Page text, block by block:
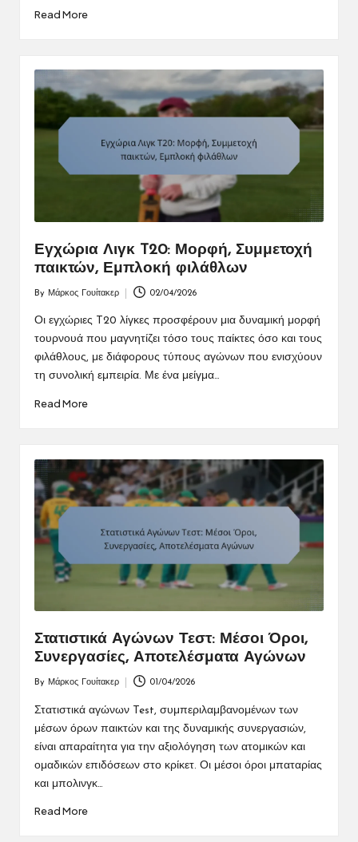
Read More
Εγχώρια Λιγκ T20: Μορφή, Συμμετοχή
παικτών, Εμπλοκή φιλάθλων
by
By Μάρκος Γουίτακερ 02/04/2026
Οι εγχώριες T20 λίγκες προσφέρουν μια δυναμική μορφή
τουρνουά που μαγνητίζει τόσο τους παίκτες όσο και τους
φιλάθλους, με διάφορους τύπους αγώνων που ενισχύουν
τη συνολική εμπειρία. Με ένα μείγμα…
Read More
Στατιστικά Αγώνων Τεστ: Μέσοι Όροι,
Συνεργασίες, Αποτελέσματα Αγώνων
by
By Μάρκος Γουίτακερ 01/04/2026
Στατιστικά αγώνων Test, συμπεριλαμβανομένων των
μέσων όρων παικτών και της δυναμικής συνεργασιών,
είναι απαραίτητα για την αξιολόγηση των ατομικών και
ομαδικών επιδόσεων στο κρίκετ. Οι μέσοι όροι μπαταρίας
και μπολινγκ…
Read More